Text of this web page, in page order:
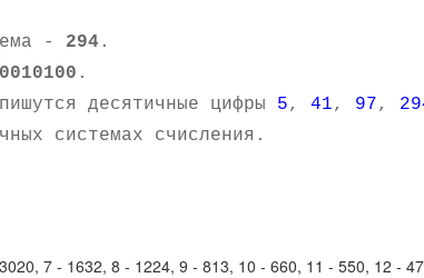
- 294 .
.
десятичные цифры 5, 41, 97,
системах счисления.
7 - 1632, 8 - 1224, 9 - 813, 10 - 660, 11 - 550, 12 -